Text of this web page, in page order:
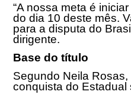
“A nossa meta é
do dia 10 deste mês.
para a disputa do
dirigente.
Base do título
Segundo Neila
conquista do Estadual